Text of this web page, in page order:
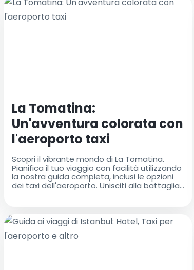
La Tomatina:
Un'avventura colorata con
l'aeroporto taxi
Scopri il vibrante mondo di La Tomatina.
Pianifica il tuo viaggio con facilità utilizzando
la nostra guida completa, inclusi le opzioni
dei taxi dell'aeroporto. Unisciti alla battaglia